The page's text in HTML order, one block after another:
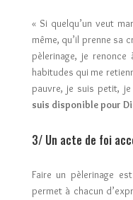
« Si quelqu’un veut
même, qu’il prenne sa
pèlerinage, je
habitudes qui me
pauvre, je suis petit,
suis disponible pour
3/ Un acte de foi
Faire un pèlerinage
permet à chacun